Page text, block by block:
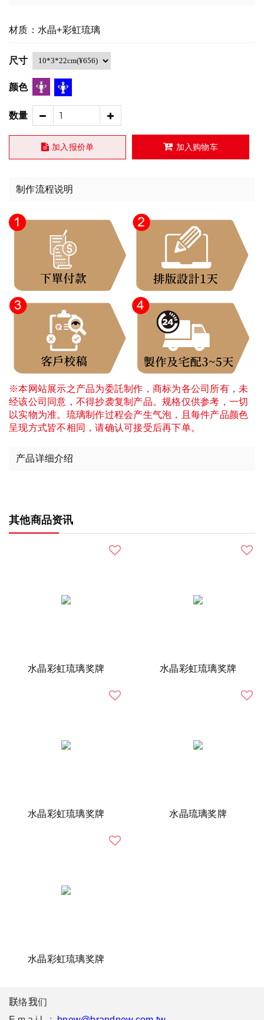
材质：水晶+彩虹琉璃
尺寸
颜色
数量
加入报价单 加入购物车
制作流程说明
※本网站展示之产品为委託制作，商标为各公司所有，未
经该公司同意，不得抄袭复制产品。规格仅供参考，一切
以实物为准。琉璃制作过程会产生气泡，且每件产品颜色
呈现方式皆不相同，请确认可接受后再下单。
产品详细介绍
其他商品资讯
水晶彩虹琉璃奖牌 水晶彩虹琉璃奖牌
水晶彩虹琉璃奖牌 水晶琉璃奖牌
水晶彩虹琉璃奖牌
联络我们